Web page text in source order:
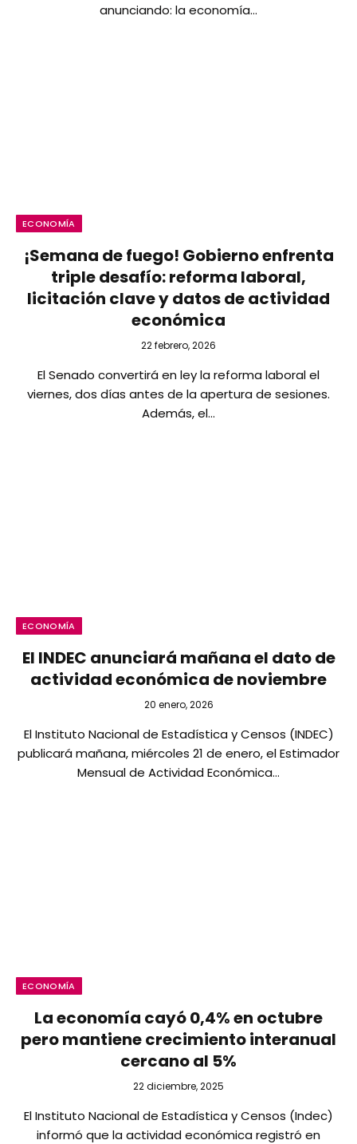
anunciando: la economía…
ECONOMÍA
¡Semana de fuego! Gobierno enfrenta
triple desafío: reforma laboral,
licitación clave y datos de actividad
económica
22 febrero, 2026
El Senado convertirá en ley la reforma laboral el
viernes, dos días antes de la apertura de sesiones.
Además, el…
ECONOMÍA
El INDEC anunciará mañana el dato de
actividad económica de noviembre
20 enero, 2026
El Instituto Nacional de Estadística y Censos (INDEC)
publicará mañana, miércoles 21 de enero, el Estimador
Mensual de Actividad Económica…
ECONOMÍA
La economía cayó 0,4% en octubre
pero mantiene crecimiento interanual
cercano al 5%
22 diciembre, 2025
El Instituto Nacional de Estadística y Censos (Indec)
informó que la actividad económica registró en